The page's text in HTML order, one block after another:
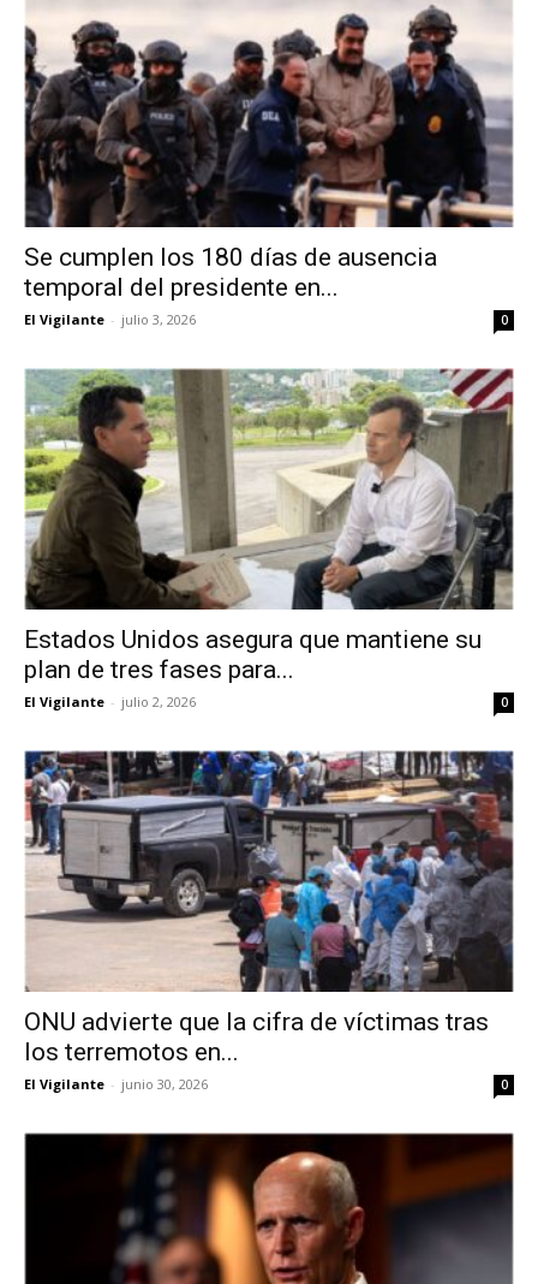
Se cumplen los 180 días de ausencia
temporal del presidente en...
El Vigilante - julio 3, 2026 0
Estados Unidos asegura que mantiene su
plan de tres fases para...
El Vigilante - julio 2, 2026 0
ONU advierte que la cifra de víctimas tras
los terremotos en...
El Vigilante - junio 30, 2026 0